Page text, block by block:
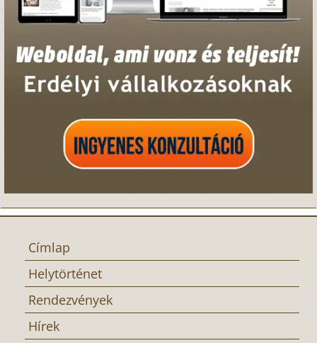
Címlap
Helytörténet
Rendezvények
Hírek